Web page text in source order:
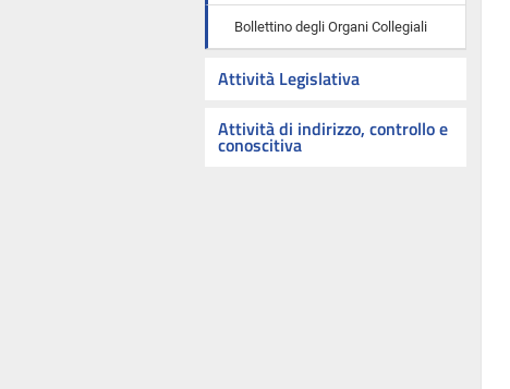
Bollettino degli Organi Collegiali
Attività Legislativa
Attività di indirizzo, controllo e
conoscitiva